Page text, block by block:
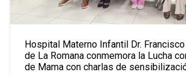
Hospital Materno Infantil Dr.
de La Romana conmemora la Lucha
de Mama con charlas de